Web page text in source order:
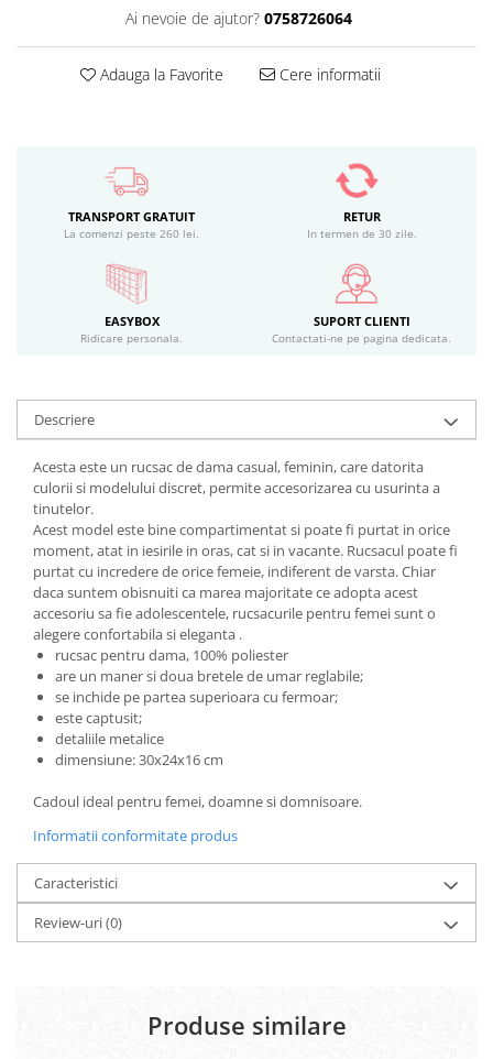
Ai nevoie de ajutor? 0758726064
Adauga la Favorite Cere informatii
TRANSPORT GRATUIT
La comenzi peste 260 lei.
RETUR
In termen de 30 zile.
EASYBOX
Ridicare personala.
SUPORT CLIENTI
Contactati-ne pe pagina dedicata.
Descriere
Acesta este un rucsac de dama casual, feminin, care datorita
culorii si modelului discret, permite accesorizarea cu usurinta a
tinutelor.
Acest model este bine compartimentat si poate fi purtat in orice
moment, atat in iesirile in oras, cat si in vacante. Rucsacul poate fi
purtat cu incredere de orice femeie, indiferent de varsta. Chiar
daca suntem obisnuiti ca marea majoritate ce adopta acest
accesoriu sa fie adolescentele, rucsacurile pentru femei sunt o
alegere confortabila si eleganta .
rucsac pentru dama, 100% poliester
are un maner si doua bretele de umar reglabile;
se inchide pe partea superioara cu fermoar;
este captusit;
detaliile metalice
dimensiune: 30x24x16 cm
Cadoul ideal pentru femei, doamne si domnisoare.
Informatii conformitate produs
Caracteristici
Review-uri(0)
Produse similare